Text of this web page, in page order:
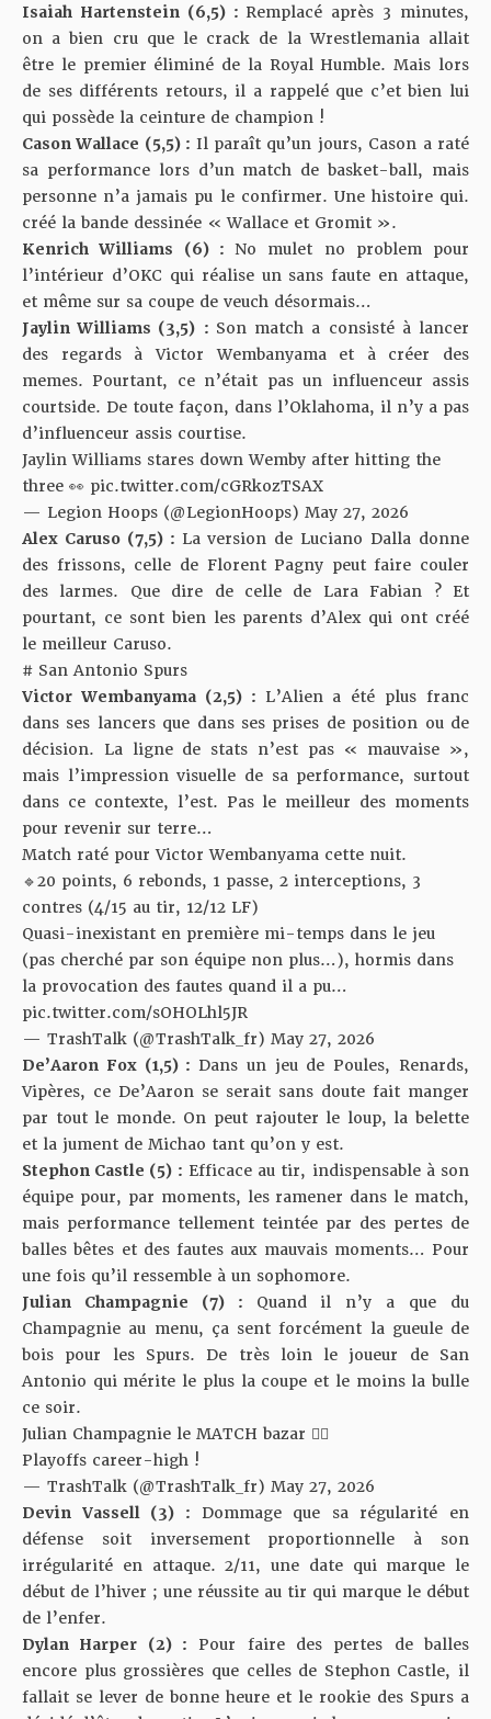
Isaiah Hartenstein (6,5) : Remplacé après 3 minutes,
on a bien cru que le crack de laWrestlemaniaallait
être le premier éliminé de la Royal Humble. Mais lors
de ses différents retours, il a rappelé que c’et bien lui
qui possède la ceinture de champion !
Cason Wallace (5,5) : Il paraît qu’un jours, Cason a raté
sa performance lors d’un match de basket-ball, mais
personne n’a jamais pu le confirmer. Une histoire qui.
créé la bande dessinée « Wallace et Gromit ».
Kenrich Williams (6) : No mulet no problem pour
l’intérieur d’OKC qui réalise un sans faute en attaque,
et même sur sa coupe de veuch désormais…
Jaylin Williams (3,5) : Son match a consisté à lancer
des regards à Victor Wembanyama et à créer des
memes. Pourtant, ce n’était pas un influenceur assis
courtside. De toute façon, dans l’Oklahoma, il n’y a pas
d’influenceur assis courtise.
Jaylin Williams stares down Wemby after hitting the
three 👀 pic.twitter.com/cGRkozTSAX
— Legion Hoops (@LegionHoops) May 27, 2026
Alex Caruso (7,5) : La version de Luciano Dalla donne
des frissons, celle de Florent Pagny peut faire couler
des larmes. Que dire de celle de Lara Fabian ? Et
pourtant, ce sont bien les parents d’Alex qui ont créé
le meilleur Caruso.
# San Antonio Spurs
Victor Wembanyama (2,5) : L’Alien a été plus franc
dans ses lancers que dans ses prises de position ou de
décision. La ligne de stats n’est pas « mauvaise »,
mais l’impression visuelle de sa performance, surtout
dans ce contexte, l’est. Pas le meilleur des moments
pour revenir sur terre…
Match raté pour Victor Wembanyama cette nuit.
🔹20 points, 6 rebonds, 1 passe, 2 interceptions, 3
contres (4/15 au tir, 12/12 LF)
Quasi-inexistant en première mi-temps dans le jeu
(pas cherché par son équipe non plus…), hormis dans
la provocation des fautes quand il a pu…
pic.twitter.com/sOHOLhl5JR
— TrashTalk (@TrashTalk_fr) May 27, 2026
De’Aaron Fox (1,5) : Dans un jeu de Poules, Renards,
Vipères, ce De’Aaron se serait sans doute fait manger
par tout le monde. On peut rajouter le loup, la belette
et la jument de Michao tant qu’on y est.
Stephon Castle (5) : Efficace au tir, indispensable à son
équipe pour, par moments, les ramener dans le match,
mais performance tellement teintée par des pertes de
balles bêtes et des fautes aux mauvais moments… Pour
une fois qu’il ressemble à un sophomore.
Julian Champagnie (7) : Quand il n’y a que du
Champagnie au menu, ça sent forcément la gueule de
bois pour les Spurs. De très loin le joueur de San
Antonio qui mérite le plus la coupe et le moins la bulle
ce soir.
Julian Champagnie le MATCH bazar 😮‍💨
Playoffs career-high !
— TrashTalk (@TrashTalk_fr) May 27, 2026
Devin Vassell (3) : Dommage que sa régularité en
défense soit inversement proportionnelle à son
irrégularité en attaque. 2/11, une date qui marque le
début de l’hiver ; une réussite au tir qui marque le début
de l’enfer.
Dylan Harper (2) : Pour faire des pertes de balles
encore plus grossières que celles de Stephon Castle, il
fallait se lever de bonne heure et le rookie des Spurs a